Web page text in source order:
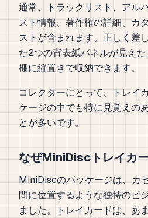
通常、トラックリスト、アル
スト情報、著作権の詳細、カ
ストが含まれます。正しく差
た2つの背表紙パネルが見え
棚に縦置きで収納できます。
コレクターにとって、トレイ
ケージの中でも特に見覚えの
とが多いです。
なぜMiniDiscトレイカ
MiniDiscのパッケージは、カ
間に位置するような独特のビ
ました。トレイカードは、あ